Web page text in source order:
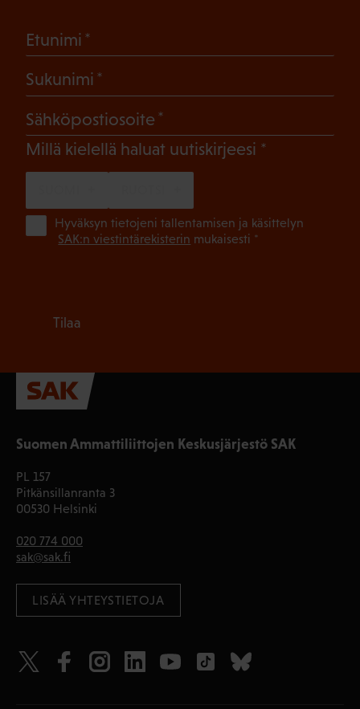
Suomen Ammattiliittojen Keskusjärjestö SAK
PL 157
Pitkänsillanranta 3
00530 Helsinki
020 774 000
sak@sak.fi
LISÄÄ YHTEYSTIETOJA
Etunimi
Sukunimi
Sähköpostiosoite
Millä kielellä haluat uutiskirjeesi (Pakollinen)
Hyväksyn tietojeni tallentamisen ja käsittelyn
SAK:n viestintärekisterin mukaisesti *
Tilaa